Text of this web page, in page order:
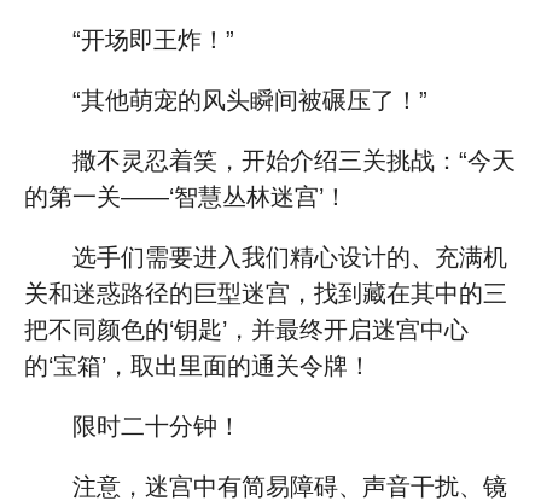
“开场即王炸！”
“其他萌宠的风头瞬间被碾压了！”
撒不灵忍着笑，开始介绍三关挑战：“今天
的第一关——‘智慧丛林迷宫’！
选手们需要进入我们精心设计的、充满机
关和迷惑路径的巨型迷宫，找到藏在其中的三
把不同颜色的‘钥匙’，并最终开启迷宫中心
的‘宝箱’，取出里面的通关令牌！
限时二十分钟！
注意，迷宫中有简易障碍、声音干扰、镜